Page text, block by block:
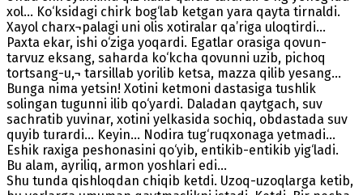
xol... Ko‘ksidagi chirk bog‘lab ketgan yara qayta tirnaldi.
Xayol charx¬palagi uni olis xotiralar qa’riga uloqtirdi...
Paxta ekar, ishi o‘ziga yoqardi. Egatlar orasiga qovun-
tarvuz eksang, saharda ko‘kcha qovunni uzib, pichoq
tortsang-u,¬ tarsillab yorilib ketsa, mazza qilib yesang...
Bunga nima yetsin! Xotini ketmoni dastasiga tushlik
solingan tugunni ilib qo‘yardi. Daladan qaytgach, suv
sachratib yuvinar, xotini yelkasida sochiq, obdastada suv
quyib turardi... Keyin... Nodira tug‘ruqxonaga yetmadi...
Eshik raxiga peshonasini qo‘yib, entikib-entikib yig‘ladi.
Bu alam, ayriliq, armon yoshlari edi...
Shu tunda qishloqdan chiqib ketdi. Uzoq-uzoqlarga ketib,